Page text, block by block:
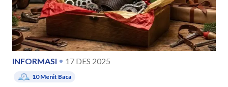
INFORMASI 17 DES 2025
10Menit Baca